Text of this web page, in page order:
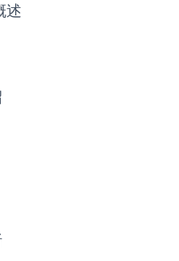
述